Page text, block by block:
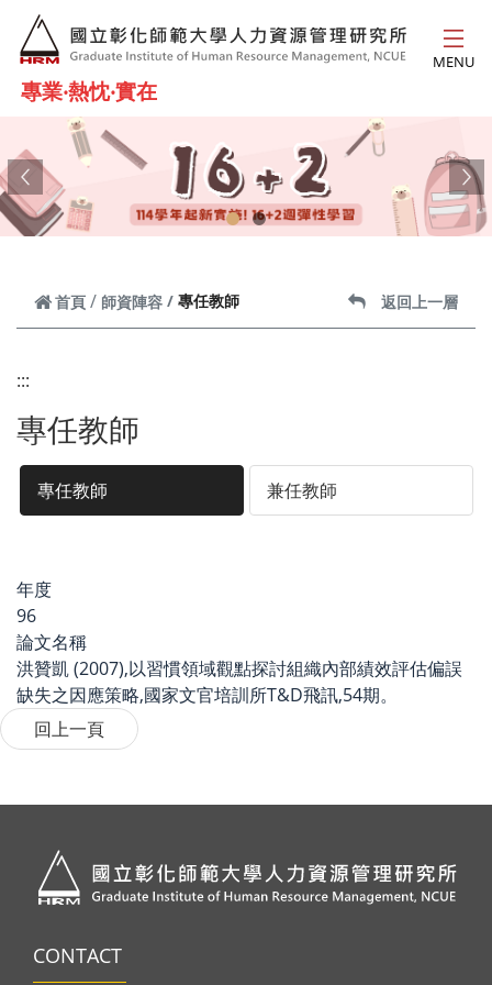
跳到主要內容
專業‧熱忱‧實在
MENU
Previous
首頁 師資陣容 專任教師 返回上一層
:::
專任教師
專任教師 兼任教師
年度
96
論文名稱
洪贊凱 (2007),以習慣領域觀點探討組織內部績效評估偏誤
缺失之因應策略,國家文官培訓所T&D飛訊,54期。
CONTACT